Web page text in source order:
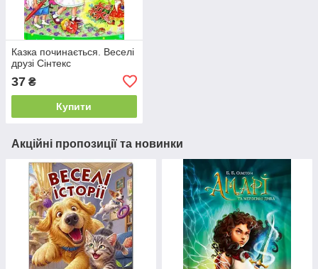
Казка починається. Веселі
друзі Сінтекс
37 ₴
Купити
Акційні пропозиції та новинки